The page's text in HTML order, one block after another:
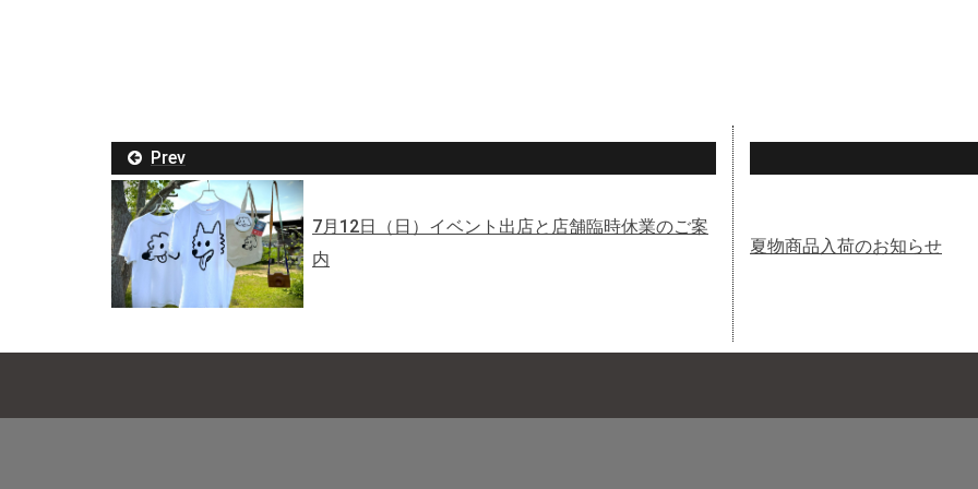
Prev
7月12日（日）イベント出店と店舗臨時休業のご案
内
夏物商品入荷のお知らせ